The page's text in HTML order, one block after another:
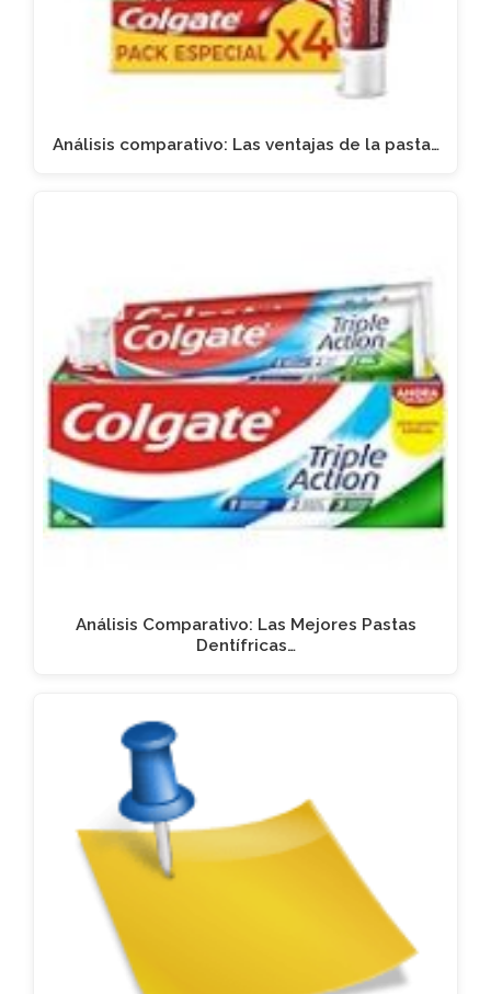
Análisis comparativo: Las ventajas de la pasta…
Análisis Comparativo: Las Mejores Pastas
Dentífricas…